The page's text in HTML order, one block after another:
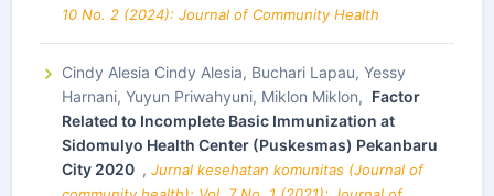
10 No. 2 (2024): Journal of Community Health
Cindy Alesia Cindy Alesia, Buchari Lapau, Yessy
Harnani, Yuyun Priwahyuni, Miklon Miklon, Factor
Related to Incomplete Basic Immunization at
Sidomulyo Health Center (Puskesmas) Pekanbaru
City 2020 , Jurnal kesehatan komunitas (Journal of